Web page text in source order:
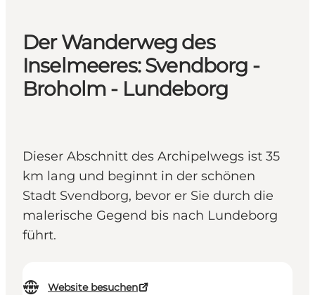
Der Wanderweg des
Inselmeeres: Svendborg -
Broholm - Lundeborg
Dieser Abschnitt des Archipelwegs ist 35
km lang und beginnt in der schönen
Stadt Svendborg, bevor er Sie durch die
malerische Gegend bis nach Lundeborg
führt.
Website besuchen